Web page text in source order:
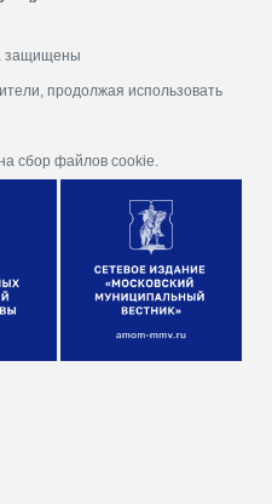
защищены
продолжая использовать
сбор файлов cookie.